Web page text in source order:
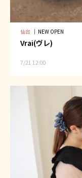
仙台 ｜ NEW OPEN
Vrai(ヴレ)
7/21 12:00